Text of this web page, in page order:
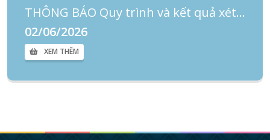
THÔNG BÁO Quy trình và kết quả xét tặng danh hiệu “Thầy thuốc Ưu tú” lần thứ 15 – năm 2027 tại cơ sở
02/06/2026
XEM THÊM